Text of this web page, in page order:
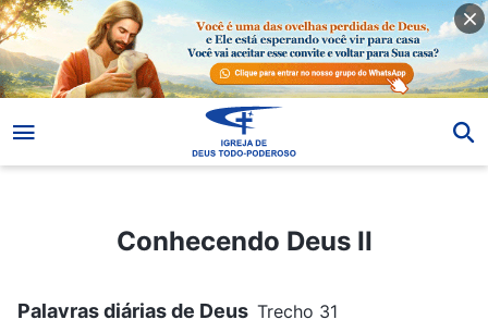
Conhecendo Deus II
Palavras diárias de Deus Trecho 31